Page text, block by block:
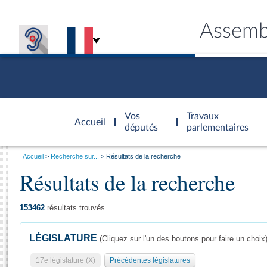
Accueil
d'accueil
Vos
députés
Travaux
parlementaires
Général
Vous
Accueil Recherche sur... Résultats de la recherche
Résultats de la recherche
153462 résultats trouvés
LÉGISLATURE (Cliquez sur l'un des boutons pour faire un choix)
17e législature (X) Précédentes législatures